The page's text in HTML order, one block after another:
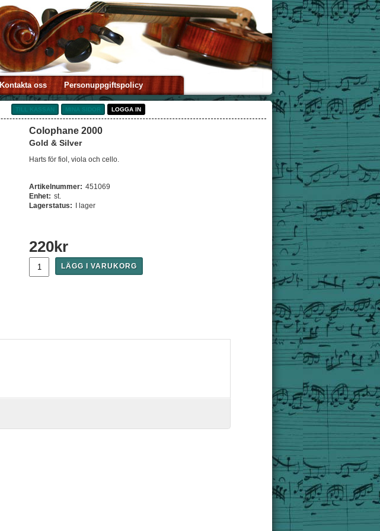
Kontakta oss Personuppgiftspolicy
TILL KASSAN LOGGA IN
Colophane 2000
Gold & Silver
Harts för fiol, viola och cello.
Artikelnummer: 451069
Enhet: st.
Lagerstatus:
I lager
220kr
LÄGG I VARUKORG